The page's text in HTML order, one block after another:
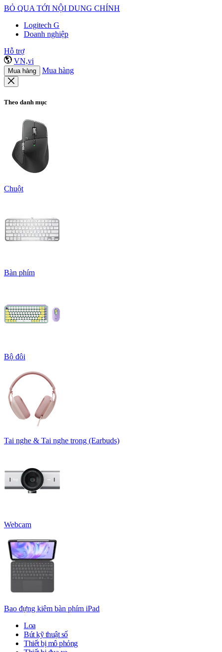
BỎ QUA TỚI NỘI DUNG CHÍNH
Logitech G
Doanh nghiệp
Hỗ trợ
VN,vi
Mua hàng Mua hàng
Theo danh mục
Chuột
Bàn phím
Bộ đôi
Tai nghe & Tai nghe trong (Earbuds)
Webcam
Bao đựng kiêm bàn phím iPad
Loa
Bút kỹ thuật số
Thiết bị mô phỏng